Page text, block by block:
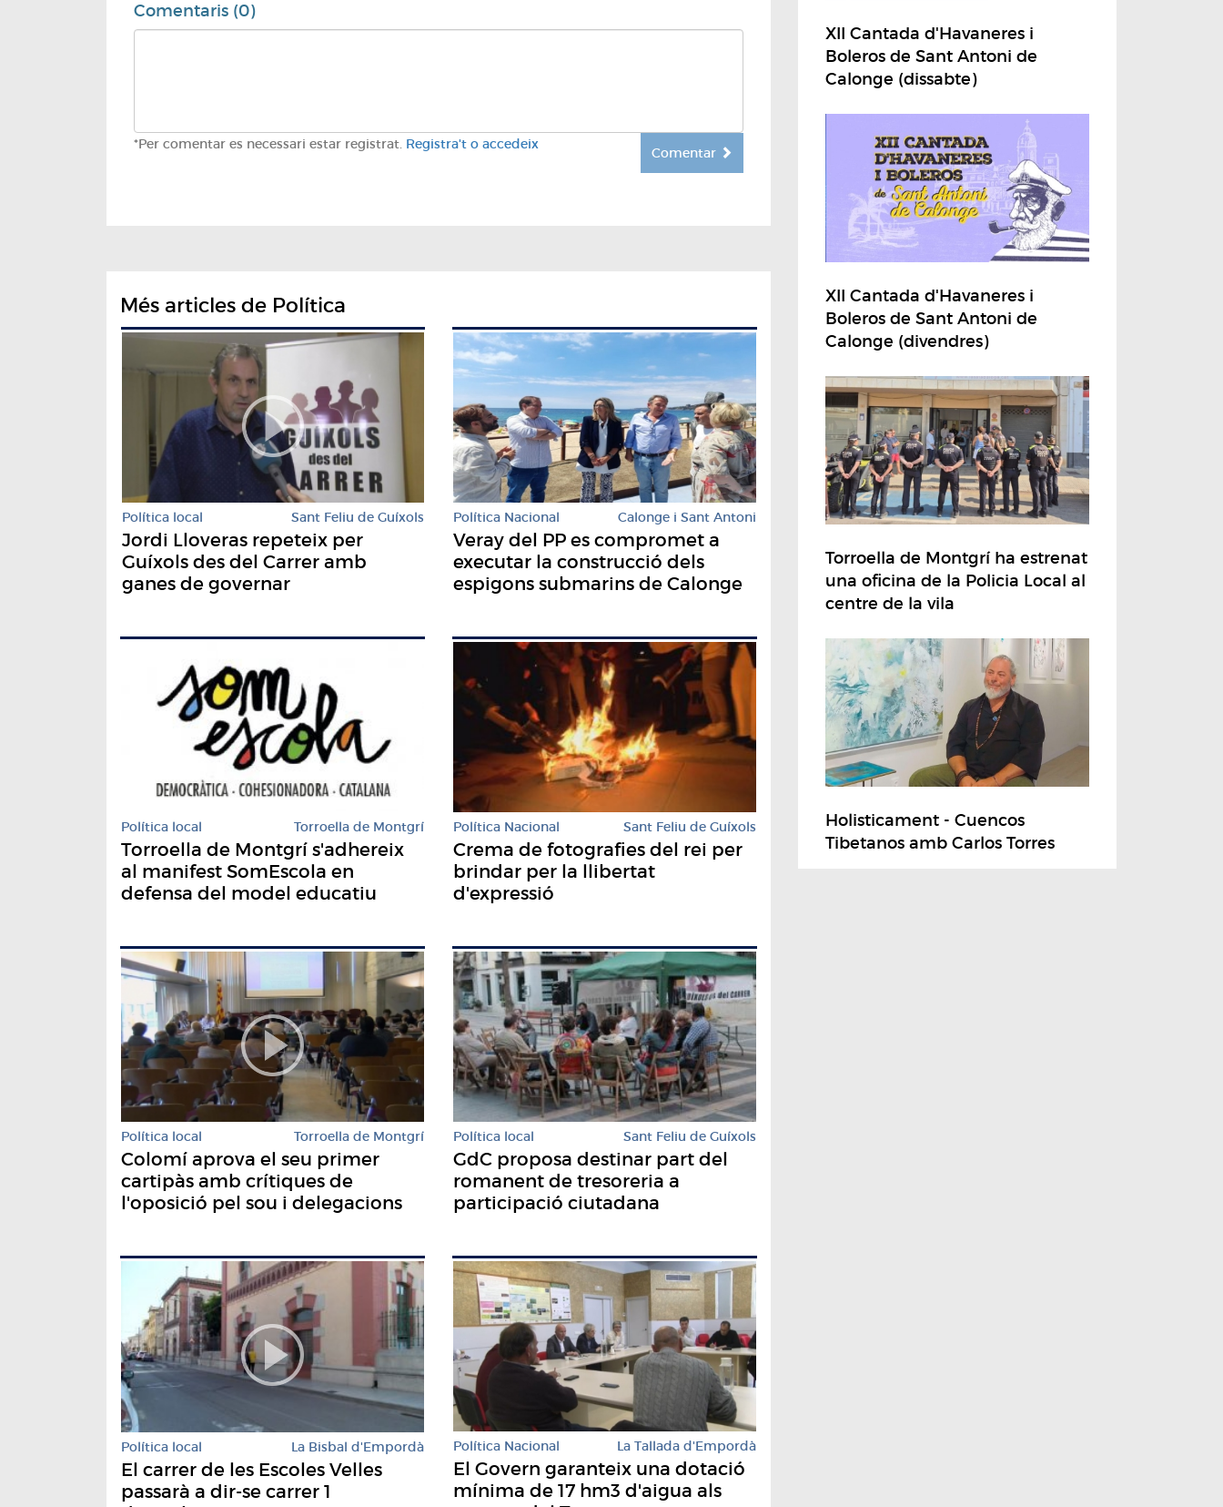
Comentaris (0)
*Per comentar es necessari estar registrat. Registra't o accedeix
Comentar
Més articles de Política
Política local Sant Feliu de Guíxols
Jordi Lloveras repeteix per
Guíxols des del Carrer amb
ganes de governar
Política Nacional Calonge i Sant Antoni
Veray del PP es compromet a
executar la construcció dels
espigons submarins de Calonge
Política local Torroella de Montgrí
Torroella de Montgrí s'adhereix
al manifest SomEscola en
defensa del model educatiu
Política Nacional Sant Feliu de Guíxols
Crema de fotografies del rei per
brindar per la llibertat
d'expressió
Política local Torroella de Montgrí
Colomí aprova el seu primer
cartipàs amb crítiques de
l'oposició pel sou i delegacions
Política local Sant Feliu de Guíxols
GdC proposa destinar part del
romanent de tresoreria a
participació ciutadana
Política local La Bisbal d'Empordà
El carrer de les Escoles Velles
passarà a dir-se carrer 1
Política Nacional La Tallada d'Empordà
El Govern garanteix una dotació
mínima de 17 hm3 d'aigua als
XII Cantada d'Havaneres i
Boleros de Sant Antoni de
Calonge (dissabte)
XII Cantada d'Havaneres i
Boleros de Sant Antoni de
Calonge (divendres)
Torroella de Montgrí ha estrenat
una oficina de la Policia Local al
centre de la vila
Holisticament - Cuencos
Tibetanos amb Carlos Torres